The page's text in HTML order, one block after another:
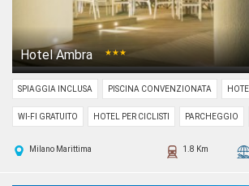
Hotel Ambra ★★★
SPIAGGIA INCLUSA PISCINA CONVENZIONATA
WI-FI GRATUITO HOTEL PER CICLISTI PARCHEGGIO
Milano Marittima 1.8 Km